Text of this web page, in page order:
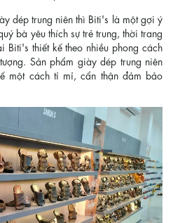
dép trung niên thì Biti's là một gợi ý
bà yêu thích sự trẻ trung, thời trang
Biti's thiết kế theo nhiều phong cách
Sản phẩm giày dép trung niên
một cách tỉ mỉ, cẩn thận đảm bảo